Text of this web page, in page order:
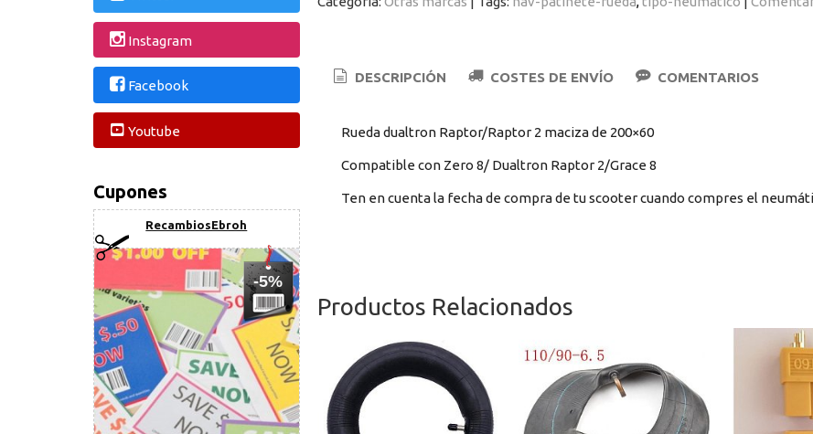
Instagram
Facebook
Youtube
Cupones
RecambiosEbroh
-5%
DESCRIPCIÓN COSTES DE ENVÍO COMENTARIOS
Rueda dualtron Raptor/Raptor 2 maciza de 200×60
Compatible con Zero 8/ Dualtron Raptor 2/Grace 8
Ten en cuenta la fecha de compra de tu scooter cuando compres el
Productos Relacionados